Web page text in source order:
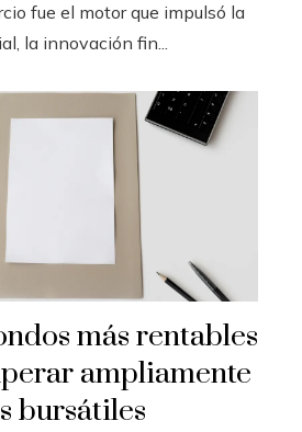
fue el motor que impulsó la
la innovación fin...
más rentables
ampliamente
bursátiles